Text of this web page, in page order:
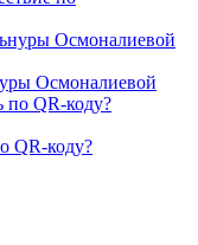
Осмоналиевой
QR-коду?